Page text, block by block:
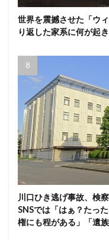
世界を震撼させた「ウ
り返した家系に何が起
川口ひき逃げ事故、検
SNSでは「はぁ？たっ
権にも程がある」「遺